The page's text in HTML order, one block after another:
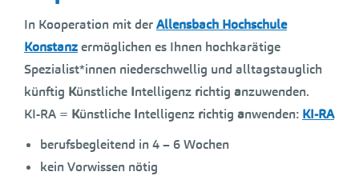
In Kooperation mit derAllensbach Hochschule
Konstanzermöglichen es Ihnen hochkarätige
Spezialist*innen niederschwellig und alltagstauglich
künftig Künstliche Intelligenz richtig anzuwenden.
KI-RA = Künstliche Intelligenz richtig anwenden: KI-RA
berufsbegleitend in 4 – 6 Wochen
kein Vorwissen nötig